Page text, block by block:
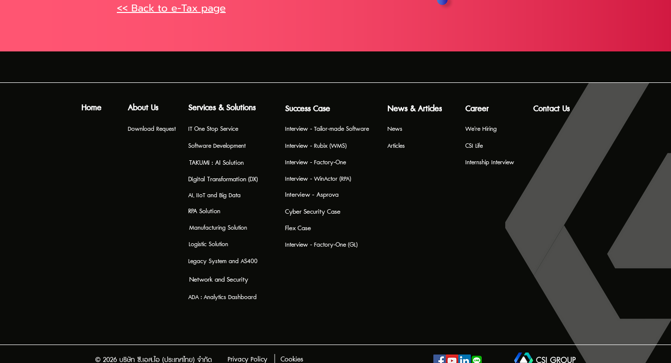
<< Back to e-Tax page
Home About Us
Download Request
Services & Solutions
IT One Stop Service
Software Development
Digital Transformation (DX)
AI, IIoT and Big Data
RPA Solution
Manufacturing Solution
Logistic Solution
Success Case
Interview - Tailor-made Software
Interview - Rubix (WMS)
Interview - Factory-One
Interview - WinActor (RPA)
Interview - Asprova
Cyber Security Case
Flex Case
Interview - Factory-One (GL)
Legacy System and AS400
Network and Security
ADA : Analytics Dashboard
News & Articles
News
Articles
Internship Interview
We're Hiring
CSI Life
Career Contact Us
© 2026 บริษัท ซี.เอส.ไอ (ประเทศไทย) จำกัด Privacy Policy | Cookies
TAKUMI : AI Solution